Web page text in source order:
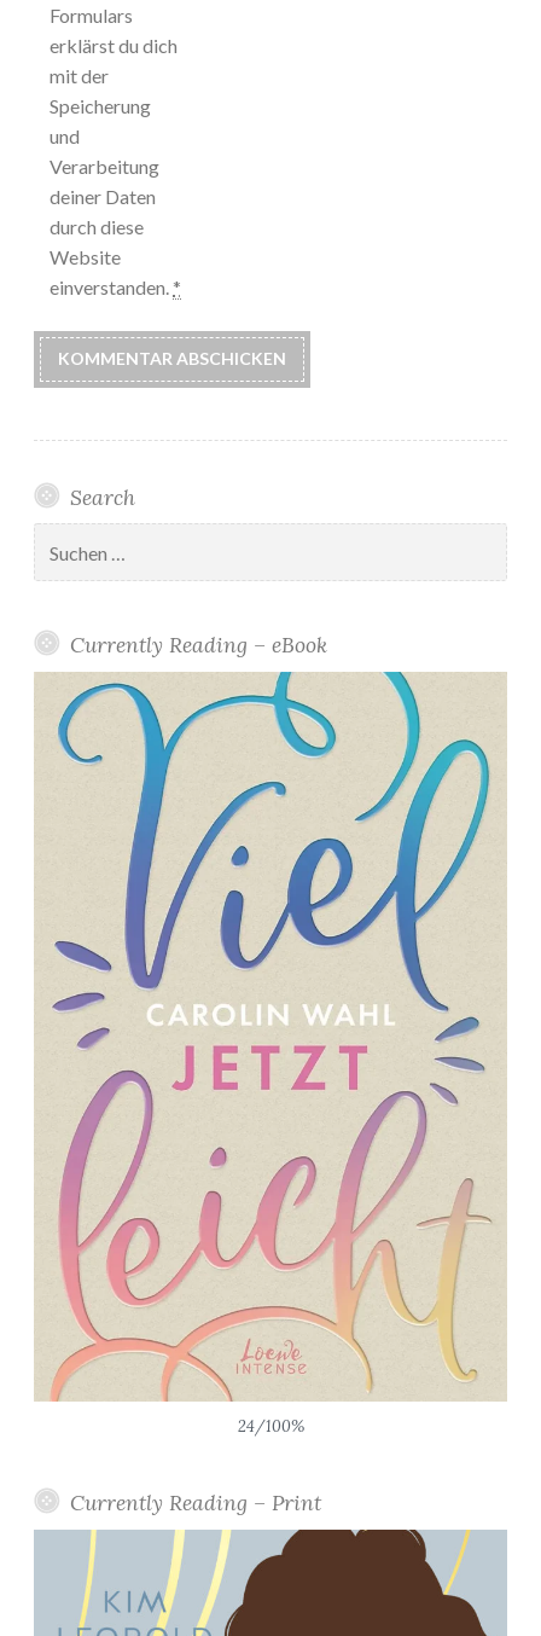
Formulars
erklärst du dich
mit der
Speicherung
und
Verarbeitung
deiner Daten
durch diese
Website
einverstanden. *
Search
nach:
Currently Reading – eBook
24/100%
Currently Reading – Print